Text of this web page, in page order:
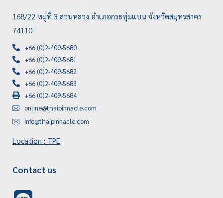
168/22 หมู่ที่ 3 สวนหลวง อำเภอกระทุ่มแบน จังหวัดสมุทรสาคร
74110
+66 (0)2-409-5680
+66 (0)2-409-5681
+66 (0)2-409-5682
+66 (0)2-409-5683
+66 (0)2-409-5684
online@thaipinnacle.com
info@thaipinnacle.com
Location : TPE
Contact us